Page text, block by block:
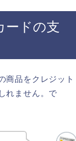
ードの支
商品をクレジット
れません。で